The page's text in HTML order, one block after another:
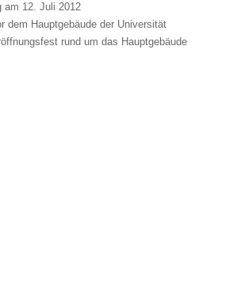
am 12. Juli 2012
dem Hauptgebäude der Universität
rund um das Hauptgebäude